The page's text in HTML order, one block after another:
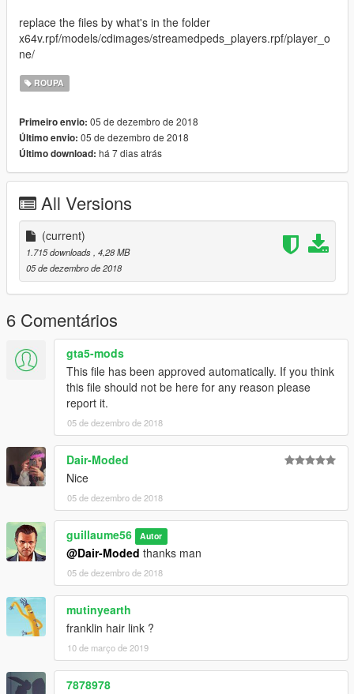
replace the files by what's in the folder
x64v.rpf/models/cdimages/streamedpeds_players.rpf/player_o
ne/
ROUPA
Primeiro envio: 05 de dezembro de 2018
Último envio: 05 de dezembro de 2018
Último download: há 7 dias atrás
All Versions
(current)
1.715 downloads, 4,28 MB
05 de dezembro de 2018
6 Comentários
gta5-mods
This file has been approved automatically. If you think
this file should not be here for any reason please
report it.
05 de dezembro de 2018
Dair-Moded
Nice
05 de dezembro de 2018
guillaume56 Autor
@Dair-Moded thanks man
05 de dezembro de 2018
mutinyearth
franklin hair link ?
10 de março de 2019
7878978